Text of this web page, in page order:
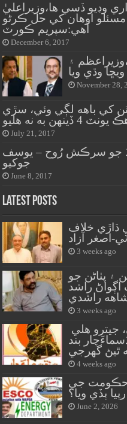
وڊيو ڏسي ها،وزيراعليٰ
اوهان کي حل ڪرڻو
آهي:سپريم ڪورٽ
December 6, 2017
4 اڳواڻن،وزيراعظم ۽
وڌي ويا
November 28,
کي باهه لڳي وئي، سڙي
4 ڏينهن به نه هليو
July 21, 2017
جو سرڪش رُوح – يوسف
جوکيو
June 8, 2017
Latest Posts
ڌاڙي خلاف
اصغر آزاد
3 weeks ago
۽ پٺاڻن جو
راشد
راشدي
3 weeks ago
بند
ٿيڻ گهرجي
4 weeks ago
حڪومت جي
June 2, 2026